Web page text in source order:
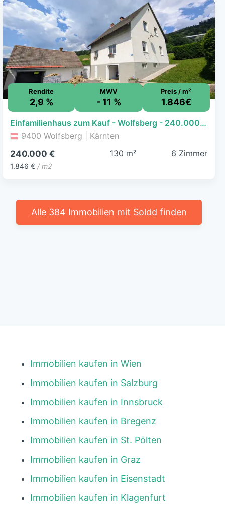
Rendite
2,9 %
MWV
- 11 %
Preis / m²
1.846€
Einfamilienhaus zum Kauf - Wolfsberg - 240.000 € - 6 Zimmer, 130 m², 1.155 m² Grundstück
9400 Wolfsberg | Kärnten
240.000 €
1.846 € / m2
130 m² 6 Zimmer
Alle 384 Immobilien mit Soldd finden
Immobilien kaufen in Wien
Immobilien kaufen in Salzburg
Immobilien kaufen in Innsbruck
Immobilien kaufen in Bregenz
Immobilien kaufen in St. Pölten
Immobilien kaufen in Graz
Immobilien kaufen in Eisenstadt
Immobilien kaufen in Klagenfurt